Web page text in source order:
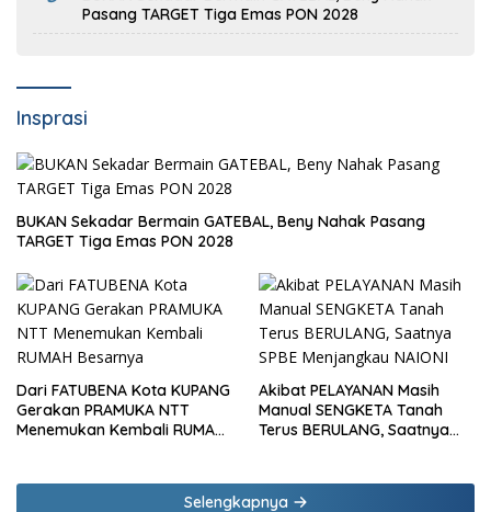
Pasang TARGET Tiga Emas PON 2028
Insprasi
BUKAN Sekadar Bermain GATEBAL, Beny Nahak Pasang
TARGET Tiga Emas PON 2028
Dari FATUBENA Kota KUPANG
Gerakan PRAMUKA NTT
Menemukan Kembali RUMAH
Akibat PELAYANAN Masih
Manual SENGKETA Tanah
Terus BERULANG, Saatnya
Selengkapnya